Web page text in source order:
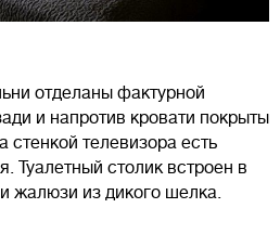
отделаны фактурной
и напротив кровати покрыты
телевизора есть
Туалетный столик встроен в
жалюзи из дикого шелка.